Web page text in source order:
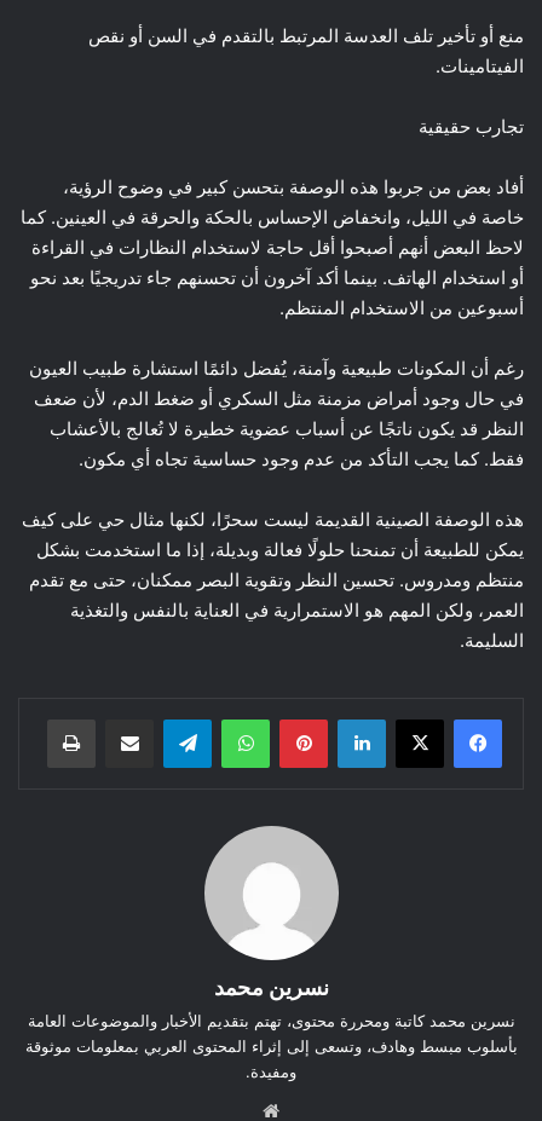
منع أو تأخير تلف العدسة المرتبط بالتقدم في السن أو نقص
الفيتامينات.
تجارب حقيقية
أفاد بعض من جربوا هذه الوصفة بتحسن كبير في وضوح الرؤية،
خاصة في الليل، وانخفاض الإحساس بالحكة والحرقة في العينين. كما
لاحظ البعض أنهم أصبحوا أقل حاجة لاستخدام النظارات في القراءة
أو استخدام الهاتف. بينما أكد آخرون أن تحسنهم جاء تدريجيًا بعد نحو
أسبوعين من الاستخدام المنتظم.
رغم أن المكونات طبيعية وآمنة، يُفضل دائمًا استشارة طبيب العيون
في حال وجود أمراض مزمنة مثل السكري أو ضغط الدم، لأن ضعف
النظر قد يكون ناتجًا عن أسباب عضوية خطيرة لا تُعالج بالأعشاب
فقط. كما يجب التأكد من عدم وجود حساسية تجاه أي مكون.
هذه الوصفة الصينية القديمة ليست سحرًا، لكنها مثال حي على كيف
يمكن للطبيعة أن تمنحنا حلولًا فعالة وبديلة، إذا ما استخدمت بشكل
منتظم ومدروس. تحسين النظر وتقوية البصر ممكنان، حتى مع تقدم
العمر، ولكن المهم هو الاستمرارية في العناية بالنفس والتغذية
السليمة.
لينكدإن بينتيريست واتساب
نسرين محمد
نسرين محمد كاتبة ومحررة محتوى، تهتم بتقديم الأخبار والموضوعات العامة
بأسلوب مبسط وهادف، وتسعى إلى إثراء المحتوى العربي بمعلومات موثوقة
ومفيدة.